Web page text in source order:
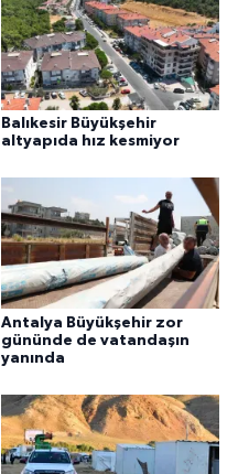
Balıkesir Büyükşehir
altyapıda hız kesmiyor
Antalya Büyükşehir zor
gününde de vatandaşın
yanında